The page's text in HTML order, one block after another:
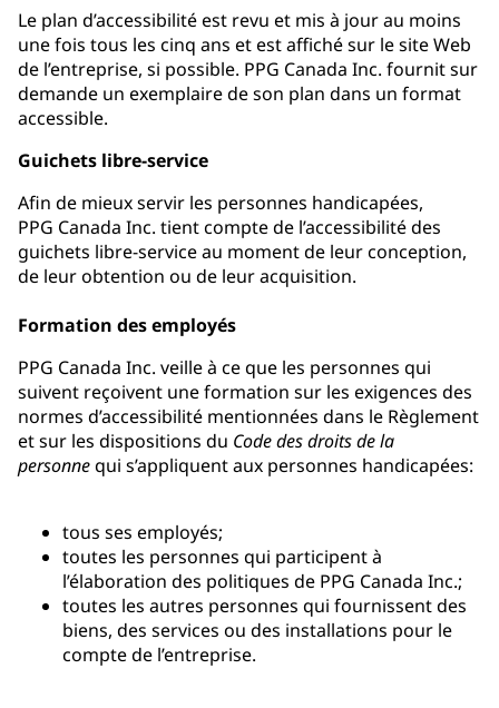
Le plan d’accessibilité est revu et mis à jour au moins
une fois tous les cinq ans et est affiché sur le site Web
de l’entreprise, si possible. PPG Canada Inc. fournit sur
demande un exemplaire de son plan dans un format
accessible.
Guichets libre-service
Afin de mieux servir les personnes handicapées,
PPG Canada Inc. tient compte de l’accessibilité des
guichets libre-service au moment de leur conception,
de leur obtention ou de leur acquisition.
Formation des employés
PPG Canada Inc. veille à ce que les personnes qui
suivent reçoivent une formation sur les exigences des
normes d’accessibilité mentionnées dans le Règlement
et sur les dispositions du Code des droits de la
personnequi s’appliquent aux personnes handicapées:
tous ses employés;
toutes les personnes qui participent à
l’élaboration des politiques de PPG Canada Inc.;
toutes les autres personnes qui fournissent des
biens, des services ou des installations pour le
compte de l’entreprise.